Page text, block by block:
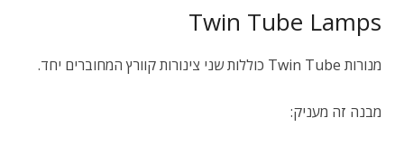
Twin Tube Lamps
מנורות Twin Tube כוללות שני צינורות קוורץ המחוברים יחד.
מבנה זה מעניק: